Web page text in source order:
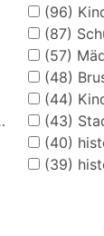
(96)
(87)
(57)
(48)
(44)
(43)
(40)
(39)